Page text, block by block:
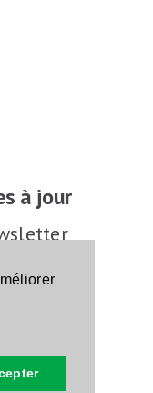
à jour
sociaux